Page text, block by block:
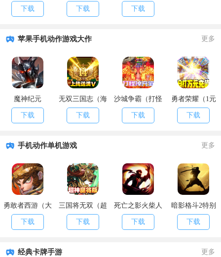
充值永抽）
下载
欧皇抽）
下载
万充值）
下载
苹果手机动作游戏大作 更多
魔神纪元
下载
无双三国志（海
量送元宝）
下载
沙城争霸（打怪
掉充值）
下载
勇者荣耀（1元
商城特权）
下载
手机动作单机游戏 更多
勇敢者西游（大
乱斗）
下载
三国将无双（超
神魔将版）
下载
死亡之影火柴人
格斗
下载
暗影格斗2特别
版
下载
经典卡牌手游 更多